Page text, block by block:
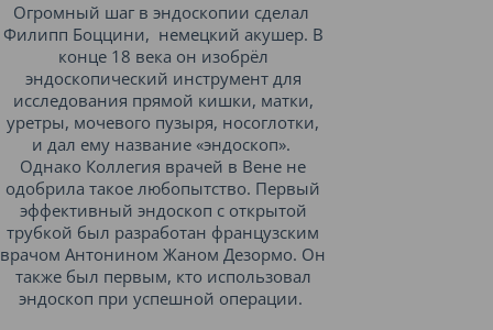
Огромный шаг в эндоскопии сделал
Филипп Боццини, немецкий акушер. В
конце 18 века он изобрёл
эндоскопический инструмент для
исследования прямой кишки, матки,
уретры, мочевого пузыря, носоглотки,
и дал ему название «эндоскоп».
Однако Коллегия врачей в Вене не
одобрила такое любопытство. Первый
эффективный эндоскоп с открытой
трубкой был разработан французским
врачом Антонином Жаном Дезормо. Он
также был первым, кто использовал
эндоскоп при успешной операции.